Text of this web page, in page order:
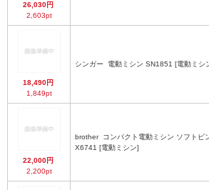
26,030円
2,603pt
18,490円
1,849pt
シンガー 電動ミシン SN1851 [電動ミシ
22,000円
2,200pt
brother
X6741 [電動ミシン]